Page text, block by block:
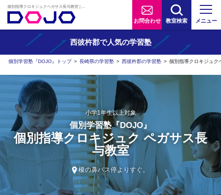
お問合わせ 教室検索 メニュー
西彼杵郡で人気の学習塾
個別学習塾『DOJO』トップ > 長崎県の学習塾 > 西彼杵郡の学習塾 > 個別指導クロキジュク
小学1年生以上対象
個別学習塾『DOJO』
個別指導クロキジュク ペガサス長
与教室
榎の鼻バス停よりすぐ。